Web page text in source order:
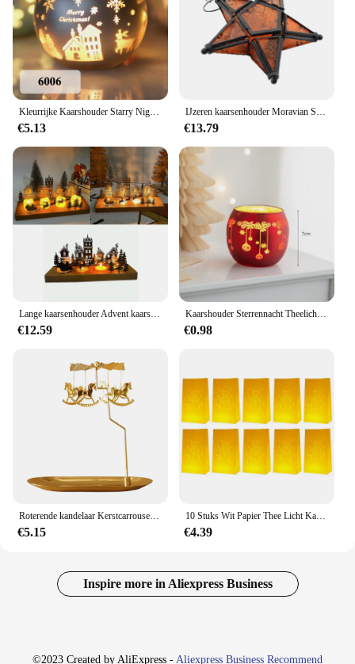
Kleurrijke Kaarshouder Starry Night Theelichthouder Kwik Glas Votive Kaars Cup Kerst Bruiloftsfeest Decoratie
€5.13
IJzeren kaarsenhouder Moravian Star Kaarsenhouder Ster Oranje Theelichtjes Kaarsen Sterlantaarn Minilantaarns
€13.79
Lange kaarsenhouder Advent kaarshouder Advent krans theelichthouder kaarshouder kerstkaars lade kaars verlicht dinerset
€12.59
Kaarshouder Sterrennacht Theelichthouder Kwikglas Votiefkaarsenbeker Gespikkelde Kerst Goud Rood Bruiloft Feestdecoratie
€0.98
Roterende kandelaar Kerstcarrousel Draaiend Theelichtje Kaarshouder Maan Thuis Bruiloft Kerstmis Kerst Decor Ornament
€5.15
10 Stuks Wit Papier Thee Licht Kaars Lantaarn Tassen Bruiloft Feest Tuin Kerst Halloween Decor Duurzaam Herbruikbaar Vlambestendig
€4.39
Inspire more in Aliexpress Business
©2023 Created by AliExpress - Aliexpress Business Recommend